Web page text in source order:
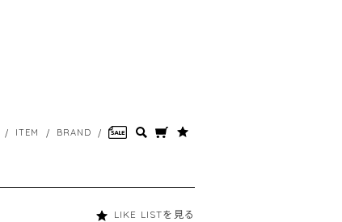
ITEM BRAND
LIKE LISTを見る